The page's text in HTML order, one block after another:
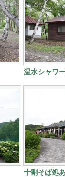
温水シャワ
十割そば処